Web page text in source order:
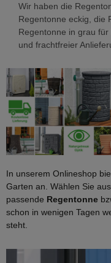
Wir haben die
Regentonne eckig, die
Regentonne in grau
und frachtfreier
In unserem Onlineshop
Garten an. Wählen Sie
passende Regentonne
schon in wenigen Tagen
steht.